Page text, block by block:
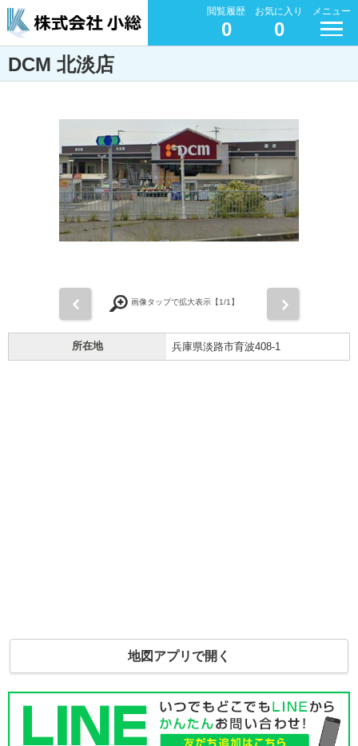
閲覧履歴
0
お気に入り
0
メニュー
DCM 北淡店
画像タップで拡大表示【1/1】
所在地 兵庫県淡路市育波408-1
地図アプリで開く